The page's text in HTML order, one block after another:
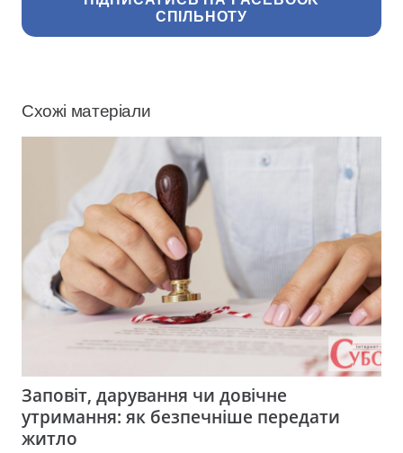
СПІЛЬНОТУ
Схожі матеріали
Заповіт, дарування чи довічне
утримання: як безпечніше передати
житло